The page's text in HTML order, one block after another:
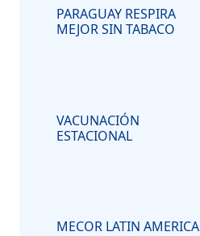
PARAGUAY RESPIRA
MEJOR SIN TABACO
VACUNACIÓN
ESTACIONAL
MECOR LATIN AMERICA